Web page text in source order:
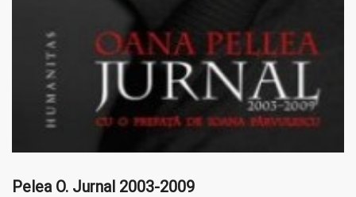
Pelea O. Jurnal 2003-2009